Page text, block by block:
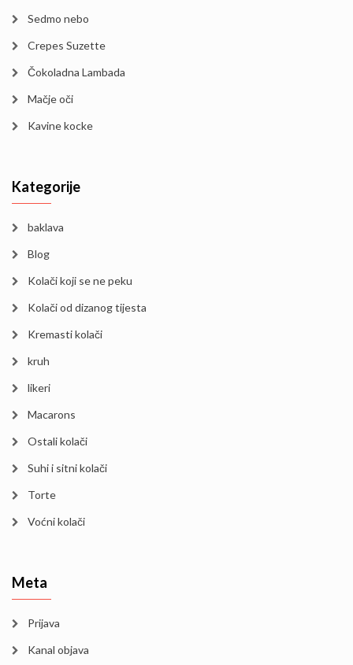
Sedmo nebo
Crepes Suzette
Čokoladna Lambada
Mačje oči
Kavine kocke
Kategorije
baklava
Blog
Kolači koji se ne peku
Kolači od dizanog tijesta
Kremasti kolači
kruh
likeri
Macarons
Ostali kolači
Suhi i sitni kolači
Torte
Voćni kolači
Meta
Prijava
Kanal objava